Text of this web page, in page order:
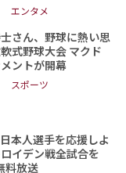
エンタメ
さん、野球に熱い思
式野球大会 マクド
ントが開幕
スポーツ
本人選手を応援しよ
イデン戦全試合を
料放送